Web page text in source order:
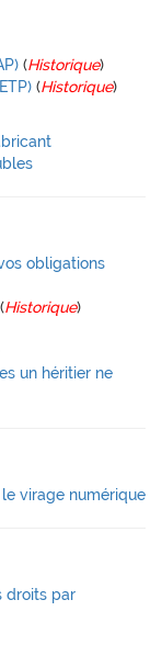
(Historique)
(Historique)
obligations
(Historique)
un héritier ne
virage numérique
droits par